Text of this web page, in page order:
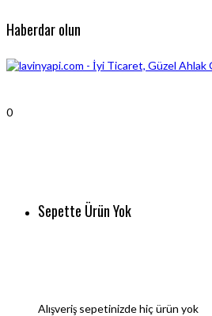
Haberdar olun
0
Sepette Ürün Yok
Alışveriş sepetinizde hiç ürün yok